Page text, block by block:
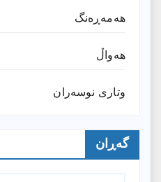
هەمەڕەنگ
هەواڵ
وتارى نوسەران
گەڕان